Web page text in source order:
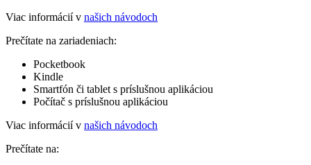
Viac informácií v našich návodoch
Prečítate na zariadeniach:
Pocketbook
Kindle
Smartfón či tablet s príslušnou aplikáciou
Počítač s príslušnou aplikáciou
Viac informácií v našich návodoch
Prečítate na: